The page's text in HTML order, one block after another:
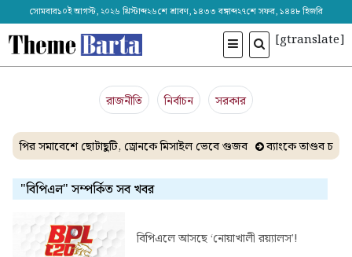
সোমবার১০ই আগস্ট, ২০২৬ খ্রিস্টাব্দ২৬শে শ্রাবণ, ১৪৩৩ বঙ্গাব্দ২৭শে সফর, ১৪৪৮ হিজরি
[gtranslate]
রাজনীতি নির্বাচন সরকার
সমাবেশে ছোটাছুটি, ড্রোনকে মিসাইল ভেবে গুজব ব্যাংকে তাণ্ডব
"বিপিএল" সম্পর্কিত সব খবর
বিপিএলে আসছে ‘নোয়াখালী রয়্যালস’!